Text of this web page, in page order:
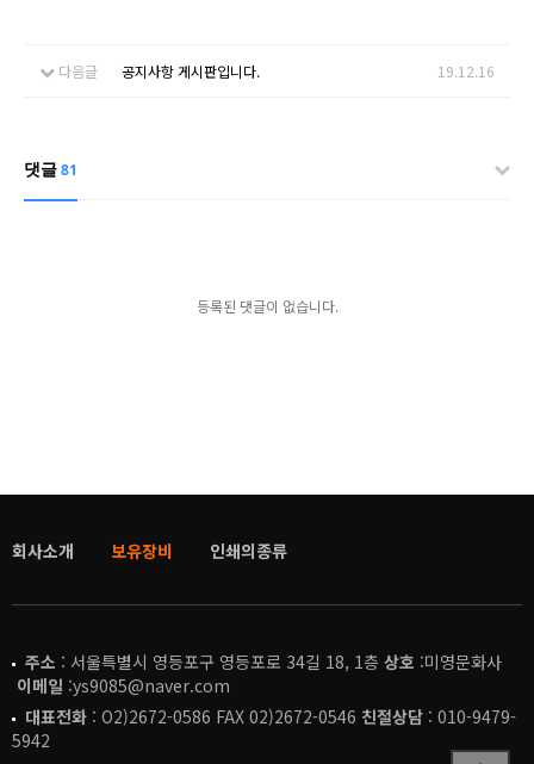
다음글 공지사항 게시판입니다. 19.12.16
댓글81
등록된 댓글이 없습니다.
회사소개 보유장비 인쇄의종류
주소 : 서울특별시 영등포구 영등포로 34길 18, 1층 상호 :미영문화사
이메일 :ys9085@naver.com
대표전화 : O2)2672-0586 FAX 02)2672-0546 친절상담 : 010-9479-
5942